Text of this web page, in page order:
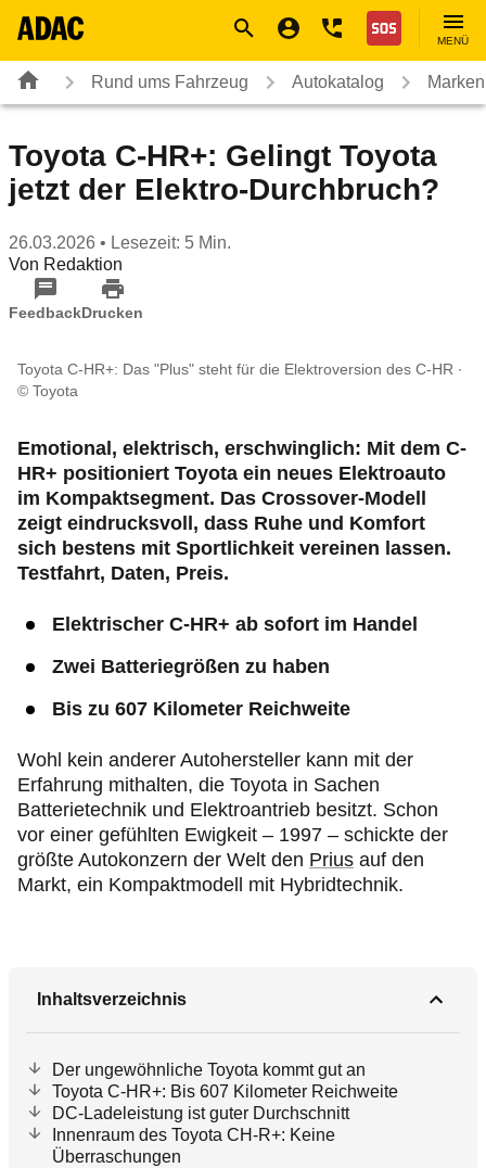
Nothilfe
MENÜ
Rund ums Fahrzeug Autokatalog
Toyota C-HR+: Gelingt Toyota
jetzt der Elektro-Durchbruch?
26.03.2026 • Lesezeit: 5 Min.
Von Redaktion
FeedbackDrucken
Toyota C-HR+: Das "Plus" steht für die Elektroversion des C-HR
© Toyota
Emotional, elektrisch, erschwinglich: Mit dem C-
HR+ positioniert Toyota ein neues Elektroauto
im Kompaktsegment. Das Crossover-Modell
zeigt eindrucksvoll, dass Ruhe und Komfort
sich bestens mit Sportlichkeit vereinen lassen.
Testfahrt, Daten, Preis.
Elektrischer C-HR+ ab sofort im Handel
Zwei Batteriegrößen zu haben
Bis zu 607 Kilometer Reichweite
Wohl kein anderer Autohersteller kann mit der
Erfahrung mithalten, die Toyota in Sachen
Batterietechnik und Elektroantrieb besitzt. Schon
vor einer gefühlten Ewigkeit – 1997 – schickte der
größte Autokonzern der Welt den Prius auf den
Markt, ein Kompaktmodell mit Hybridtechnik.
Inhaltsverzeichnis
Der ungewöhnliche Toyota kommt gut an
Toyota C-HR+: Bis 607 Kilometer Reichweite
DC-Ladeleistung ist guter Durchschnitt
Innenraum des Toyota CH-R+: Keine
Überraschungen